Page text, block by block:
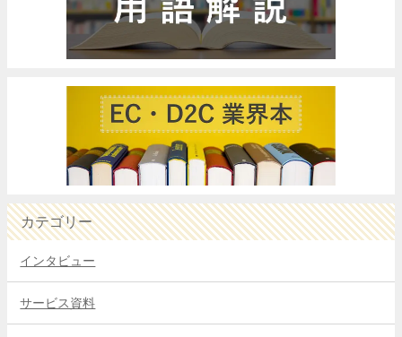
カテゴリー
インタビュー
サービス資料